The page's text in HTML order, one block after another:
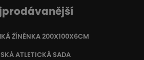
ŽÍNĚNKA 200X100X6CM
ATLETICKÁ SADA